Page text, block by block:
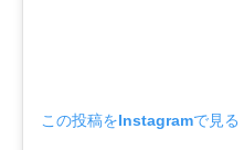
この投稿をInstagramで見る